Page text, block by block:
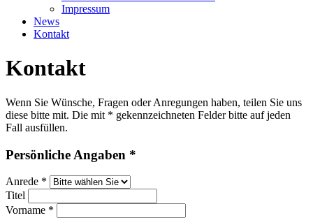
Impressum
News
Kontakt
Kontakt
Wenn Sie Wünsche, Fragen oder Anregungen haben, teilen Sie uns
diese bitte mit. Die mit * gekennzeichneten Felder bitte auf jeden
Fall ausfüllen.
Persönliche Angaben *
Anrede *
Titel
Vorname *